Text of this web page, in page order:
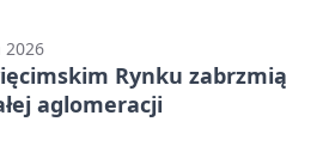
Rynku zabrzmią
aglomeracji